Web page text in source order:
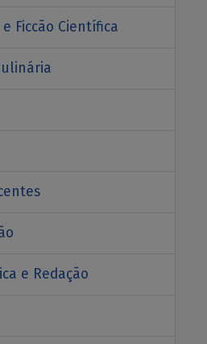
Ficcão Científica
e Redação